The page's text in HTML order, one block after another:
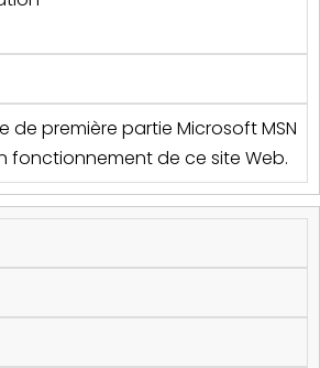
de première partie Microsoft MSN
fonctionnement de ce site Web.